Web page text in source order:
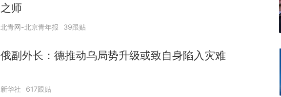
之师
北青网-北京青年报 39跟贴
俄副外长：德推动乌局势升级或致自身陷入灾难
新华社 617跟贴